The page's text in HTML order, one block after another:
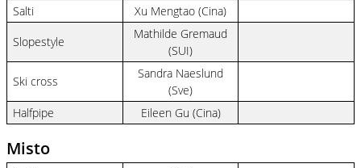
Salti
Xu Mengtao (Cina)
Slopestyle
Mathilde Gremaud
(SUI)
Ski cross
Sandra Naeslund
(Sve)
Halfpipe
Eileen Gu (Cina)
Misto